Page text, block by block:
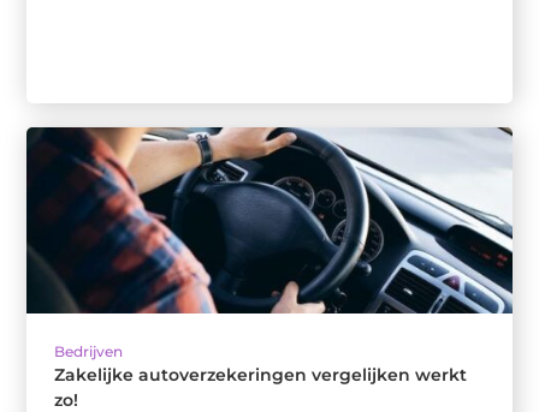
Bedrijven
Zakelijke autoverzekeringen vergelijken werkt
zo!